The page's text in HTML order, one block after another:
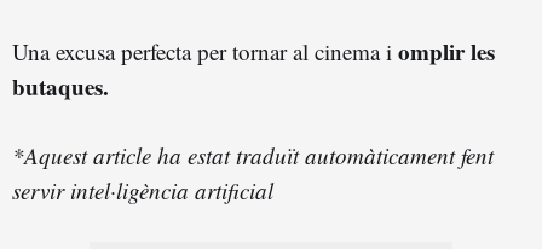
Una excusa perfecta per tornar al cinema i omplir les
butaques.
*Aquest article ha estat traduït automàticament fent
servir intel·ligència artificial